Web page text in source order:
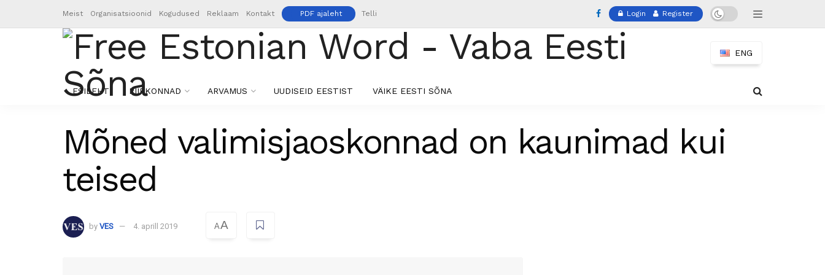
Meist Organisatsioonid Kogudused Reklaam Kontakt PDF ajaleht Telli Login Register
ENG
ESILEHT PIIRKONNAD ARVAMUS UUDISEID EESTIST VÄIKE EESTI SÕNA
Mõned valimisjaoskonnad on kaunimad kui
teised
by VES 4. aprill 2019 AA